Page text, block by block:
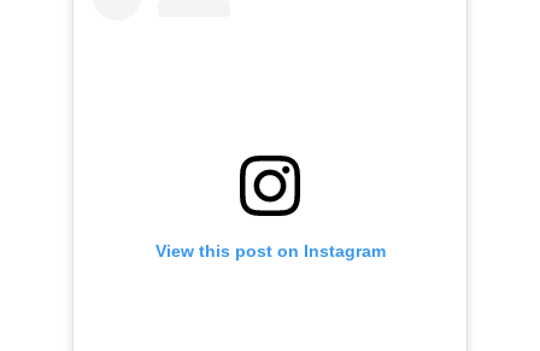
View this post on Instagram